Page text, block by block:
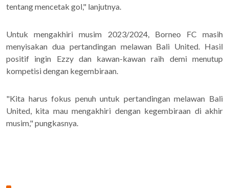
tentang mencetak gol," lanjutnya.
Untuk mengakhiri musim 2023/2024, Borneo FC masih
menyisakan dua pertandingan melawan Bali United. Hasil
positif ingin Ezzy dan kawan-kawan raih demi menutup
kompetisi dengan kegembiraan.
"Kita harus fokus penuh untuk pertandingan melawan Bali
United, kita mau mengakhiri dengan kegembiraan di akhir
musim," pungkasnya.